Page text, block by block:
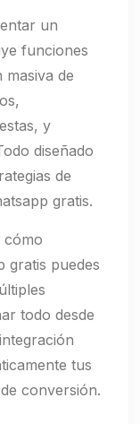
un
funciones
de
y
diseñado
de
gratis.
cómo
gratis puedes
todo desde
tus
conversión.